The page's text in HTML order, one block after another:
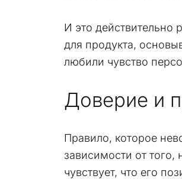
И это действительно
для продукта,
любили чувство
Доверие и
Правило, которое
зависимости от
чувствует, что его